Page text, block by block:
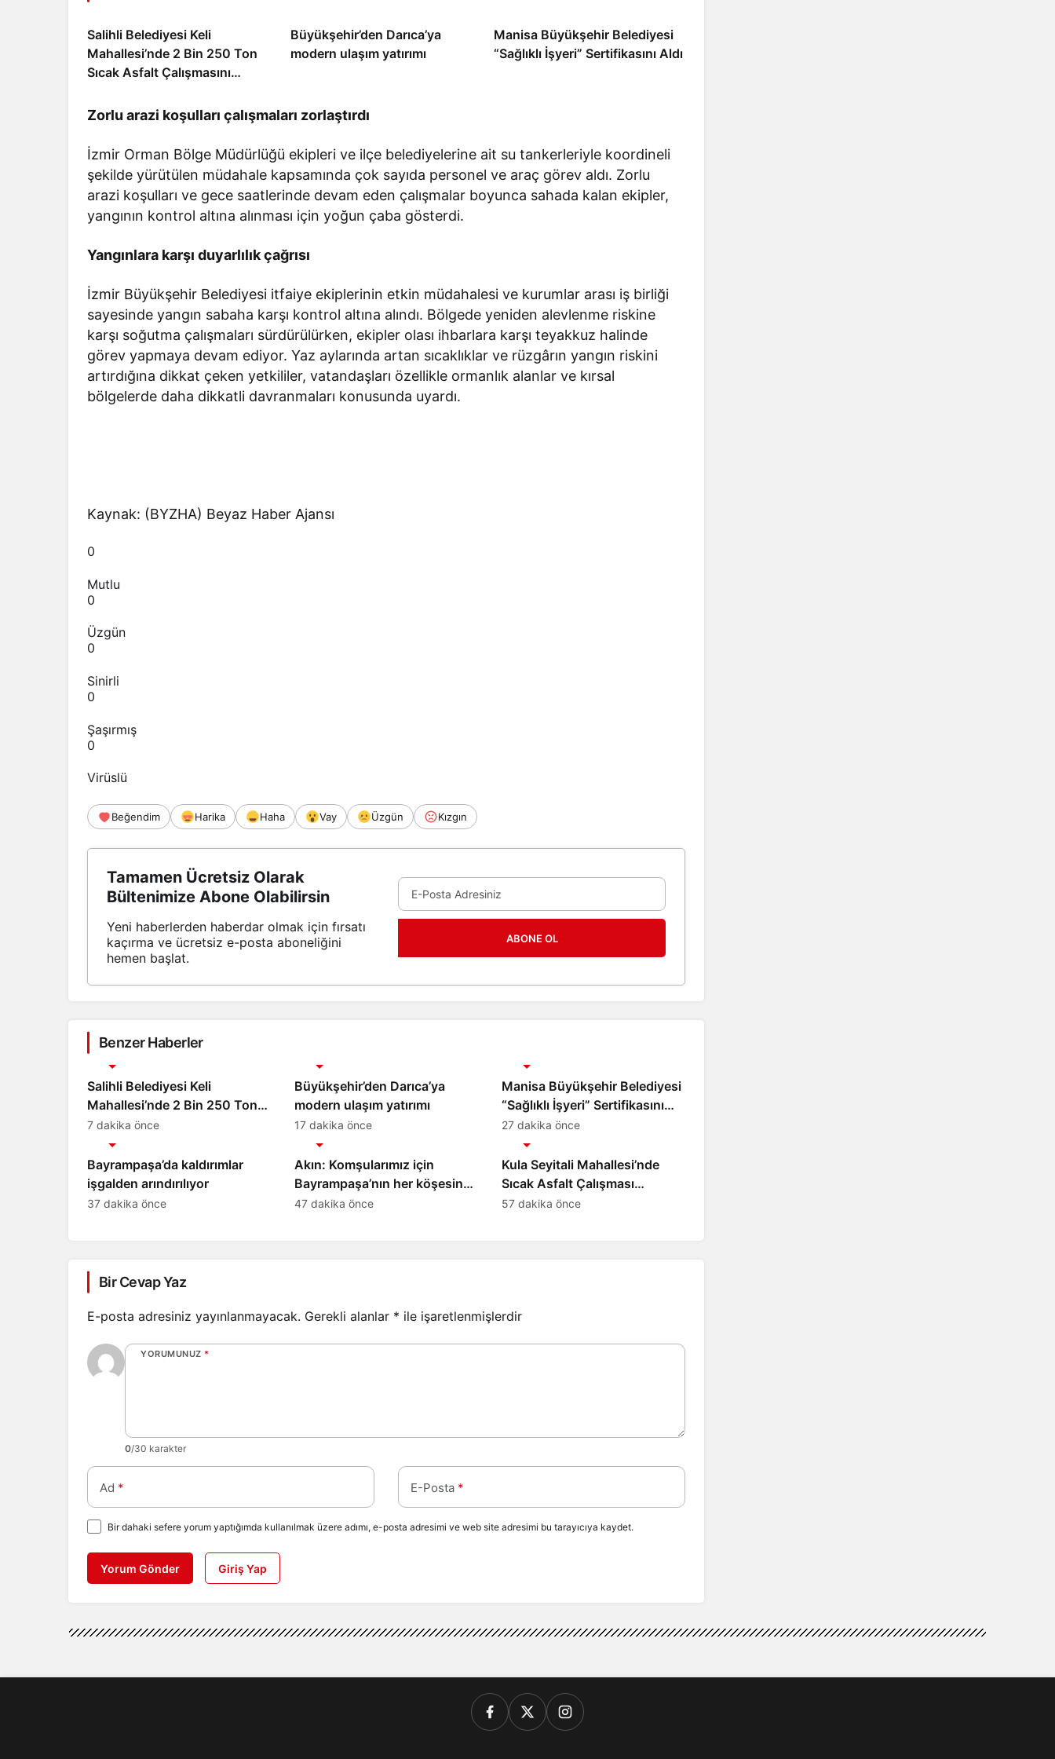
Salihli Belediyesi Keli
Mahallesi’nde 2 Bin 250 Ton
Sıcak Asfalt Çalışmasını
Büyükşehir’den Darıca’ya
modern ulaşım yatırımı
Manisa Büyükşehir Belediyesi
“Sağlıklı İşyeri” Sertifikasını Aldı
Zorlu arazi koşulları çalışmaları zorlaştırdı
İzmir Orman Bölge Müdürlüğü ekipleri ve ilçe belediyelerine ait su tankerleriyle koordineli
şekilde yürütülen müdahale kapsamında çok sayıda personel ve araç görev aldı. Zorlu
arazi koşulları ve gece saatlerinde devam eden çalışmalar boyunca sahada kalan ekipler,
yangının kontrol altına alınması için yoğun çaba gösterdi.
Yangınlara karşı duyarlılık çağrısı
İzmir Büyükşehir Belediyesi itfaiye ekiplerinin etkin müdahalesi ve kurumlar arası iş birliği
sayesinde yangın sabaha karşı kontrol altına alındı. Bölgede yeniden alevlenme riskine
karşı soğutma çalışmaları sürdürülürken, ekipler olası ihbarlara karşı teyakkuz halinde
görev yapmaya devam ediyor. Yaz aylarında artan sıcaklıklar ve rüzgârın yangın riskini
artırdığına dikkat çeken yetkililer, vatandaşları özellikle ormanlık alanlar ve kırsal
bölgelerde daha dikkatli davranmaları konusunda uyardı.
Kaynak: (BYZHA) Beyaz Haber Ajansı
0
Mutlu
0
Üzgün
0
Sinirli
0
Şaşırmış
0
Virüslü
Beğendim Harika Haha Vay Üzgün Kızgın
Tamamen Ücretsiz Olarak
Bültenimize Abone Olabilirsin
Yeni haberlerden haberdar olmak için fırsatı
kaçırma ve ücretsiz e-posta aboneliğini
hemen başlat.
ABONE OL
Benzer Haberler
Salihli Belediyesi Keli
Mahallesi’nde 2 Bin 250 Ton
Sıcak Asfalt Çalışmasını
Tamamladı
7 dakika önce
Büyükşehir’den Darıca’ya
modern ulaşım yatırımı
17 dakika önce
Manisa Büyükşehir Belediyesi
“Sağlıklı İşyeri” Sertifikasını
Aldı
27 dakika önce
Bayrampaşa’da kaldırımlar
işgalden arındırılıyor
37 dakika önce
Akın: Komşularımız için
Bayrampaşa’nın her köşesine
dokunuyoruz
47 dakika önce
Kula Seyitali Mahallesi’nde
Sıcak Asfalt Çalışması
Tamamlandı
57 dakika önce
Bir Cevap Yaz
E-posta adresiniz yayınlanmayacak. Gerekli alanlar * ile işaretlenmişlerdir
YORUMUNUZ *
0/30 karakter
Ad * E-Posta *
Bir dahaki sefere yorum yaptığımda kullanılmak üzere adımı, e-posta adresimi ve web site adresimi bu tarayıcıya kaydet.
Yorum Gönder Giriş Yap